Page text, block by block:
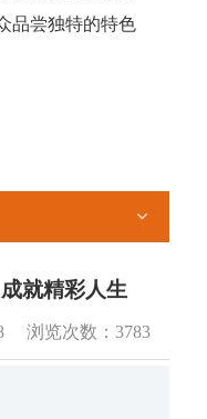
品尝独特的特色
就精彩人生
浏览次数： 3783